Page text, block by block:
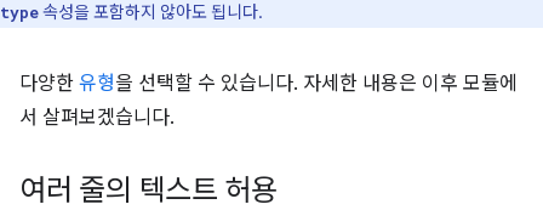
type속성을 포함하지 않아도 됩니다.
다양한 유형을 선택할 수 있습니다. 자세한 내용은 이후 모듈에
서 살펴보겠습니다.
여러 줄의 텍스트 허용